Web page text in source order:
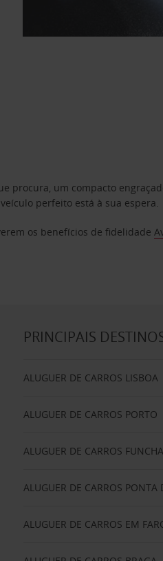
procura, um compacto
perfeito está à sua espera.
os benefícios de fidelidade
PRINCIPAIS
ALUGUER DE CARROS LISBOA
ALUGUER DE CARROS PORTO
ALUGUER DE CARROS
ALUGUER DE CARROS PONTA
ALUGUER DE CARROS EM